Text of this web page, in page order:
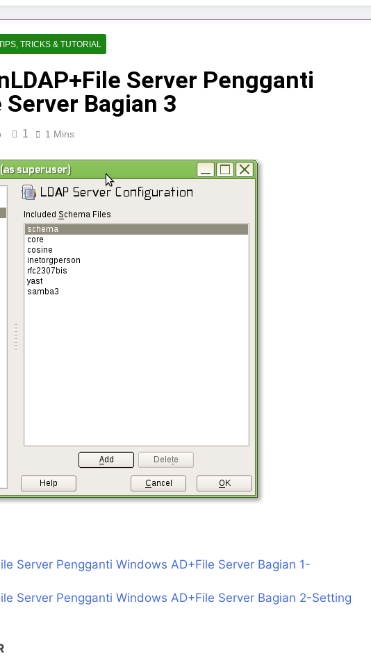
TRICKS & TUTORIAL
Server Pengganti
Bagian 3
1 1 Mins
Server Pengganti Windows AD+File Server Bagian 1-
Server Pengganti Windows AD+File Server Bagian 2-Setting